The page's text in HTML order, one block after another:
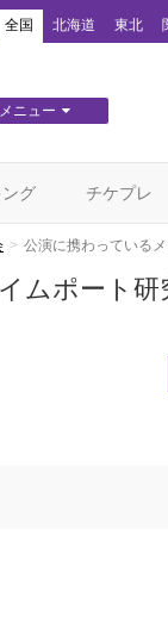
全国 北海道 東北
ニュー
グ チケプレ
公演に携わっている
ムポート